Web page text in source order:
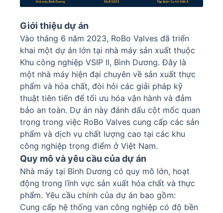
Giới thiệu dự án
Vào tháng 6 năm 2023, RoBo Valves đã triển
khai một dự án lớn tại nhà máy sản xuất thuộc
Khu công nghiệp VSIP II, Bình Dương. Đây là
một nhà máy hiện đại chuyên về sản xuất thực
phẩm và hóa chất, đòi hỏi các giải pháp kỹ
thuật tiên tiến để tối ưu hóa vận hành và đảm
bảo an toàn. Dự án này đánh dấu cột mốc quan
trọng trong việc RoBo Valves cung cấp các sản
phẩm và dịch vụ chất lượng cao tại các khu
công nghiệp trọng điểm ở Việt Nam.
Quy mô và yêu cầu của dự án
Nhà máy tại Bình Dương có quy mô lớn, hoạt
động trong lĩnh vực sản xuất hóa chất và thực
phẩm. Yêu cầu chính của dự án bao gồm:
Cung cấp hệ thống van công nghiệp có độ bền